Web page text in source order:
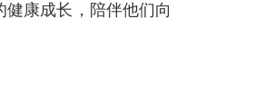
康成长，陪伴他们向